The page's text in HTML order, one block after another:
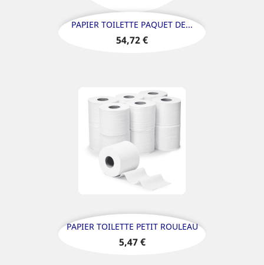
PAPIER TOILETTE PAQUET DE...
Prix
54,72 €
PAPIER TOILETTE PETIT ROULEAU
Prix
5,47 €